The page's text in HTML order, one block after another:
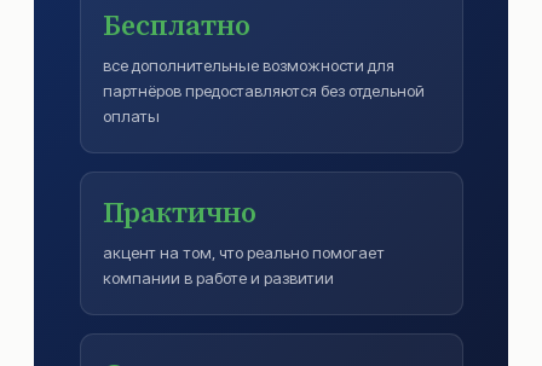
Бесплатно
все дополнительные возможности для
партнёров предоставляются без отдельной
оплаты
Практично
акцент на том, что реально помогает
компании в работе и развитии